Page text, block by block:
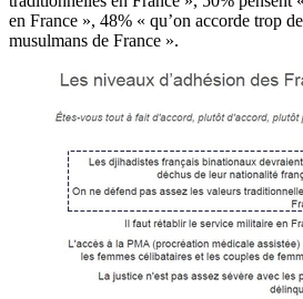
en France », 48% « qu’on accorde trop
musulmans de France ».